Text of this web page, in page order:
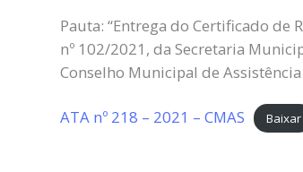
Pauta: “Entrega do Certificado de
nº 102/2021, da Secretaria
Conselho Municipal de Assistência
ATA nº 218 – 2021 – CMAS Baixar